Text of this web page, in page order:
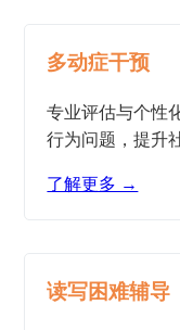
多动症干预
专业评估与个性
行为问题，提升
了解更多 →
读写困难辅导